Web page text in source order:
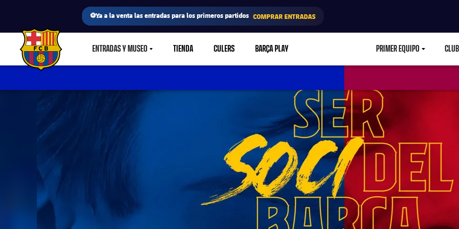
⚽Ya a la venta las entradas para los primeros partidos COMPRAR ENTRADAS
FC Barcelona club badge ENTRADAS Y MUSEOLABEL.SHARE.CARETDOWN
TIENDA CULERS BARÇA PLAY PRIMER EQUIPO CLUB